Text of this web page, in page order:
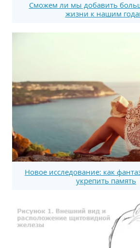
Сможем ли мы добавить
жизни к нашим
Новое исследование: как
укрепить память